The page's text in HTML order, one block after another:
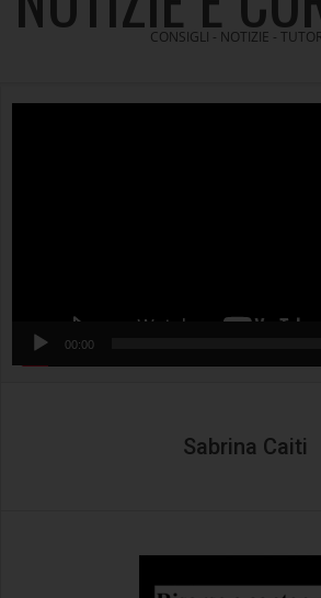
CONSIGLI - NOTIZIE -
00:00
Sabrina Caiti